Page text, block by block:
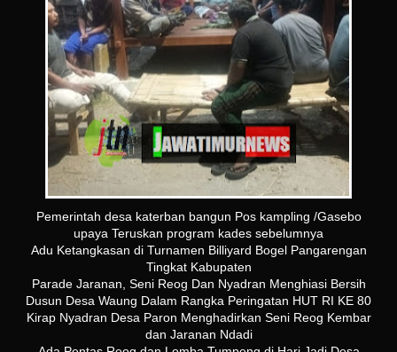
Pemerintah desa katerban bangun Pos kampling /Gasebo
upaya Teruskan program kades sebelumnya
Adu Ketangkasan di Turnamen Billiyard Bogel Pangarengan
Tingkat Kabupaten
Parade Jaranan, Seni Reog Dan Nyadran Menghiasi Bersih
Dusun Desa Waung Dalam Rangka Peringatan HUT RI KE 80
Kirap Nyadran Desa Paron Menghadirkan Seni Reog Kembar
dan Jaranan Ndadi